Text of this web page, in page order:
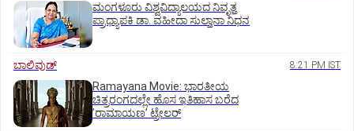
ಮಂಗಳೂರು ವಿಶ್ವವಿದ್ಯಾಲಯದ ನಿವೃತ್ತ
ಪ್ರಾಧ್ಯಾಪಕಿ ಡಾ. ವಹೀದಾ ಸುಲ್ತಾನಾ ನಿಧನ
ಬಾಲಿವುಡ್‌ 8:21 PM IST
Ramayana Movie: ಭಾರತೀಯ
ಚಿತ್ರರಂಗದಲ್ಲೇ ಹೊಸ ಇತಿಹಾಸ ಬರೆದ
ʼರಾಮಾಯಣʼ ಟ್ರೇಲರ್